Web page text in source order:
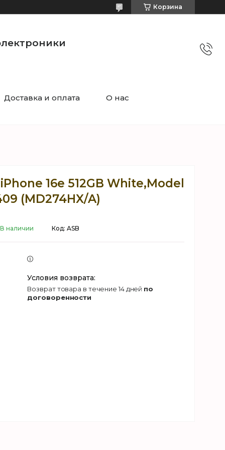
Корзина
Доставка и оплата О нас
16e 512GB White,Model
(MD274HX/A)
В наличии Код: ASB
возврат товара в течение 14 дней по
договоренности